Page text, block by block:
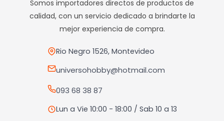
Nuestro punto de retiro se encuentra en zona centro
El horario de retiros es de Lunes a Viernes de 10hs a 18hs,
Sábados de 10hs a 13hs
se
pueden
en
la
de
producto
se
pueden
producto
Somos importadores directos de productos de
calidad, con un servicio dedicado a brindarte la
mejor experiencia de compra.
Rio Negro 1526, Montevideo
universohobby@hotmail.com
093 68 38 87
Lun a Vie 10:00 - 18:00 / Sab 10 a 13